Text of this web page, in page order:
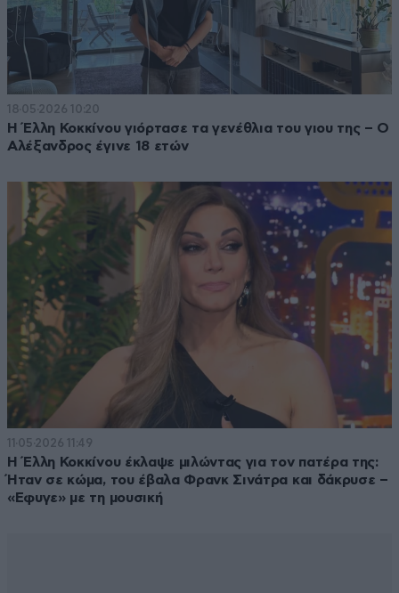
18·05·2026 10:20
Η Έλλη Κοκκίνου γιόρτασε τα γενέθλια του γιου της – Ο
Αλέξανδρος έγινε 18 ετών
11·05·2026 11:49
Η Έλλη Κοκκίνου έκλαψε μιλώντας για τον πατέρα της:
Ήταν σε κώμα, του έβαλα Φρανκ Σινάτρα και δάκρυσε –
«Εφυγε» με τη μουσική